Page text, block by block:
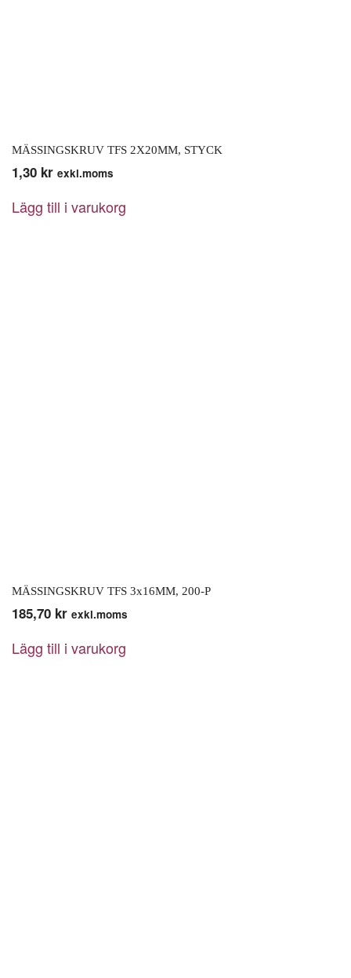
MÄSSINGSKRUV TFS 2X20MM, STYCK
1,30 kr exkl.moms
Lägg till i varukorg
MÄSSINGSKRUV TFS 3x16MM, 200-P
185,70 kr exkl.moms
Lägg till i varukorg